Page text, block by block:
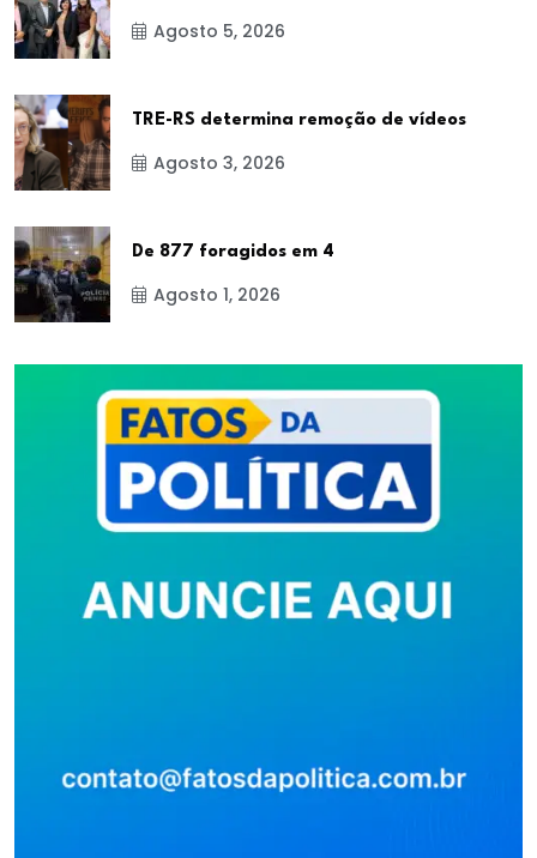
Agosto 5, 2026
TRE-RS determina remoção de vídeos
Agosto 3, 2026
De 877 foragidos em 4
Agosto 1, 2026